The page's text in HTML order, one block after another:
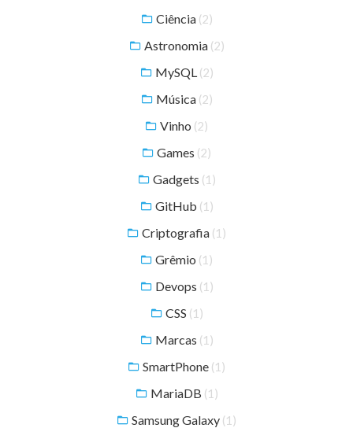
Ciência (2)
Astronomia (2)
MySQL (2)
Música (2)
Vinho (2)
Games (2)
Gadgets (1)
GitHub (1)
Criptografia (1)
Grêmio (1)
Devops (1)
CSS (1)
Marcas (1)
SmartPhone (1)
MariaDB (1)
Samsung Galaxy (1)